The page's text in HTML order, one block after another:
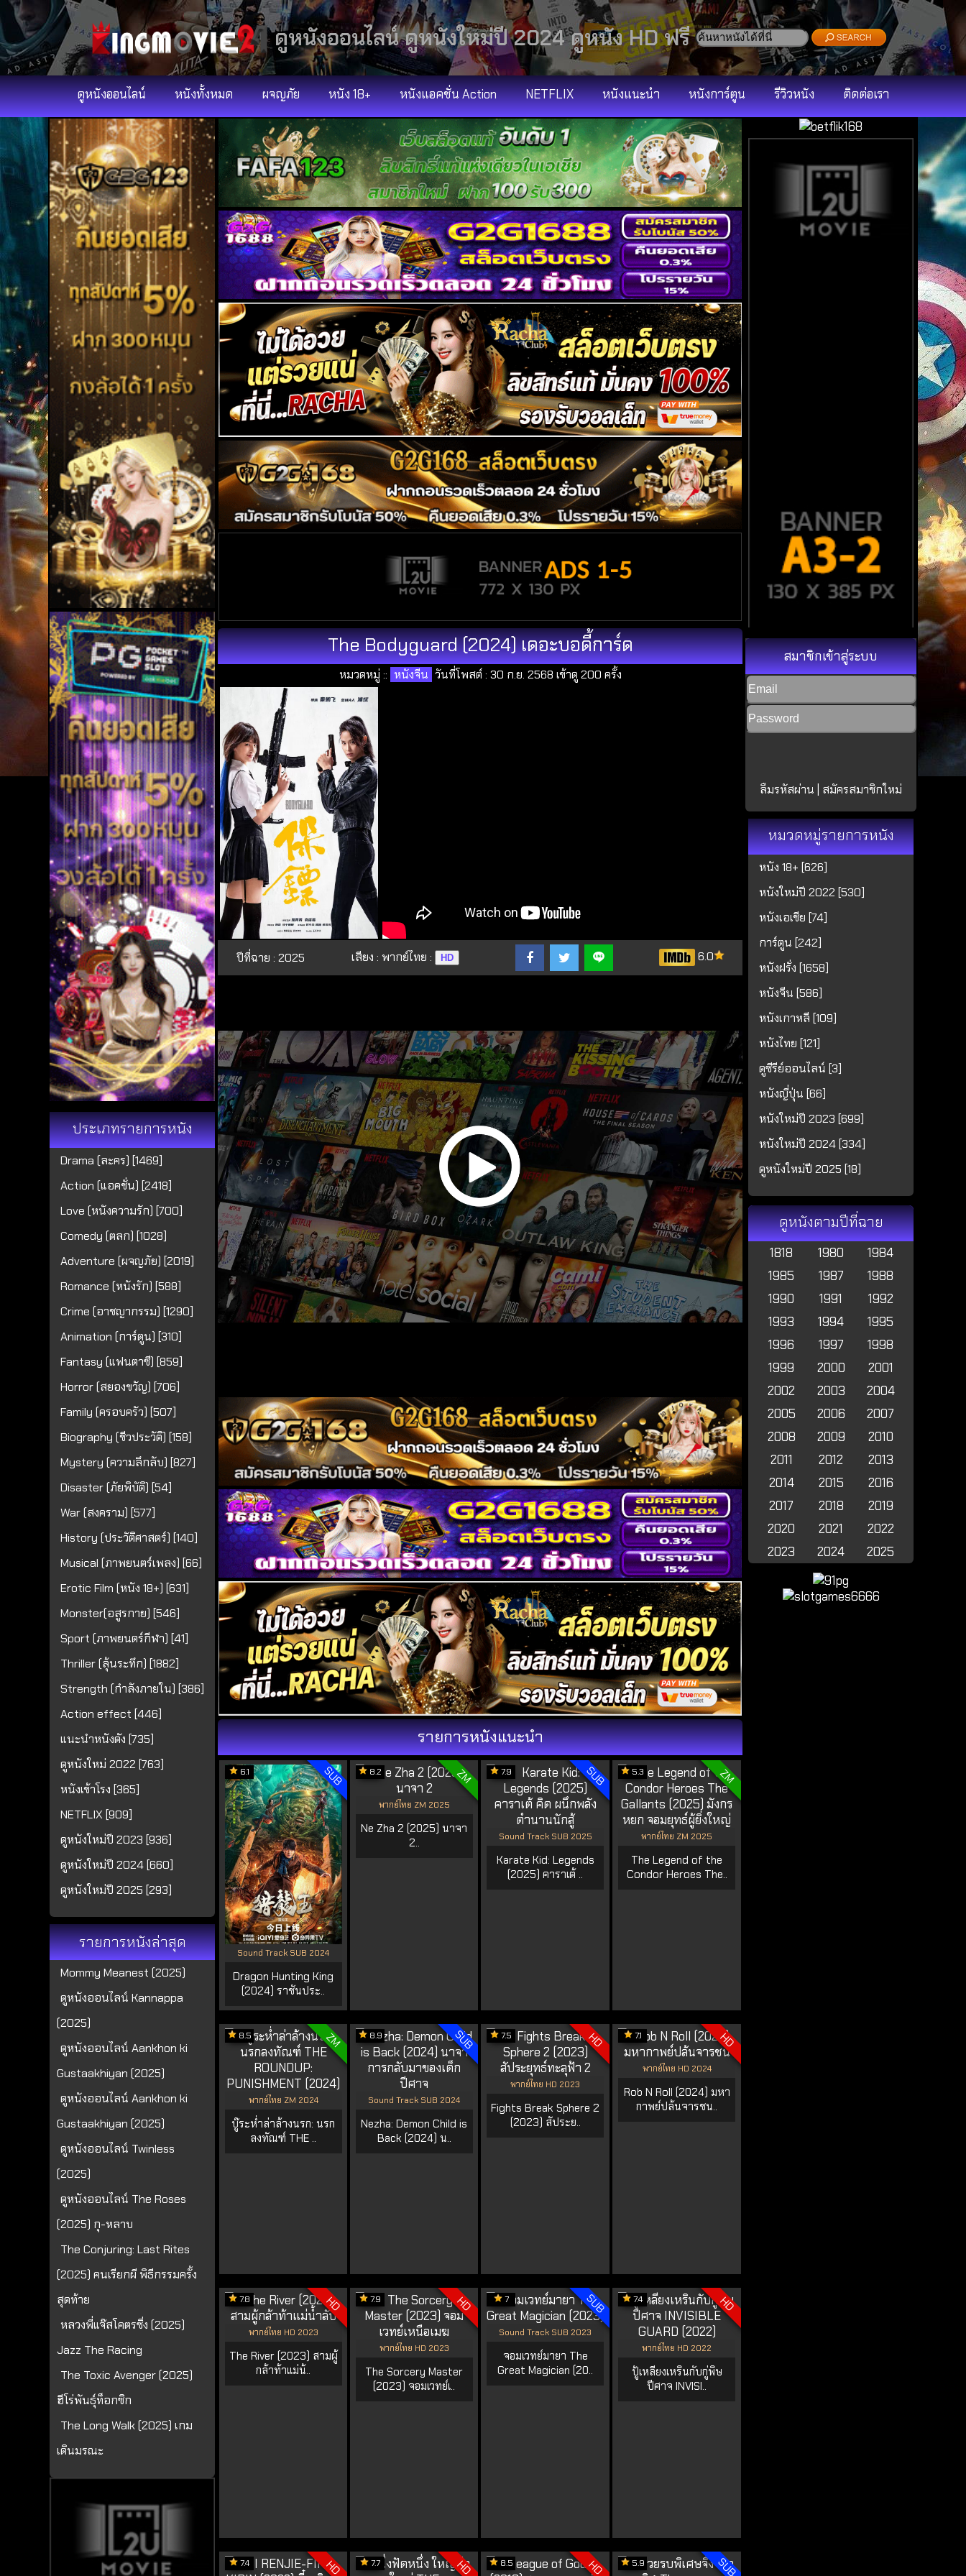
ดูหนังออนไลน์ ดูหนังใหม่ปี 2024 ดูหนัง HD ฟรี
ดูหนังออนไลน์ หนังทั้งหมด ผจญภัย หนัง 18+ หนังแอคชั่น Action NETFLIX หนังแนะนำ หนังการ์ตูน รีวิวหนัง ติดต่อเรา
ประเภทรายการหนัง
Drama (ละคร) [1469]
Action (แอคชั่น) [2418]
Love (หนังความรัก) [700]
Comedy (ตลก) [1028]
Adventure (ผจญภัย) [2019]
Romance (หนังรัก) [588]
Crime (อาชญากรรม) [1290]
Animation (การ์ตูน) [310]
Fantasy (แฟนตาซี) [859]
Horror (สยองขวัญ) [706]
Family (ครอบครัว) [507]
Biography (ชีวประวัติ) [158]
Mystery (ความลึกลับ) [827]
Disaster (ภัยพิบัติ) [54]
War (สงคราม) [577]
History (ประวัติศาสตร์) [140]
Musical (ภาพยนตร์เพลง) [66]
Erotic Film (หนัง 18+) [631]
Monster(อสูรกาย) [546]
Sport (ภาพยนตร์กีฬา) [41]
Thriller (ลุ้นระทึก) [1882]
Strength (กำลังภายใน) [386]
Action effect [446]
แนะนำหนังดัง [735]
ดูหนังใหม่ 2022 [763]
หนังเข้าโรง [365]
NETFLIX [909]
ดูหนังใหม่ปี 2023 [936]
ดูหนังใหม่ปี 2024 [660]
ดูหนังใหม่ปี 2025 [293]
รายการหนังล่าสุด
Mommy Meanest (2025)
ดูหนังออนไลน์ Kannappa
(2025)
ดูหนังออนไลน์ Aankhon ki
Gustaakhiyan (2025)
ดูหนังออนไลน์ Aankhon ki
Gustaakhiyan (2025)
ดูหนังออนไลน์ Twinless
(2025)
ดูหนังออนไลน์ The Roses
(2025) กุ-หลาบ
The Conjuring: Last Rites
(2025) คนเรียกผี พิธีกรรมครั้ง
สุดท้าย
หลวงพี่แจ๊สโคตรซิ่ง (2025)
Jazz The Racing
The Toxic Avenger (2025)
ฮีโร่พันธุ์ท็อกซิก
The Long Walk (2025) เกม
เดินมรณะ
The Bodyguard (2024) เดอะบอดี้การ์ด
หมวดหมู่ :: หนังจีน วันที่โพสต์ : 30 ก.ย. 2568 เข้าดู 200 ครั้ง
ปีที่ฉาย : 2025 เสียง : พากย์ไทย : HD 6.0
รายการหนังแนะนำ
SUB
6.1
Sound Track SUB 2024
Dragon Hunting King
(2024) ราชันประ..
ZM
8.2
พากย์ไทย ZM 2025
Ne Zha 2 (2025) นาจา
2..
SUB
7.9
Sound Track SUB 2025
Karate Kid: Legends
(2025) คาราเต้ ..
ZM
5.3
พากย์ไทย ZM 2025
The Legend of the
Condor Heroes The..
ZM
8.5
พากย์ไทย ZM 2024
บู๊ระห่ำล่าล้างนรก: นรก
ลงทัณฑ์ THE ..
SUB
8.9
Sound Track SUB 2024
Nezha: Demon Child is
Back (2024) น..
HD
7.5
พากย์ไทย HD 2023
Fights Break Sphere 2
(2023) สัประย..
HD
7.1
พากย์ไทย HD 2024
Rob N Roll (2024) มหา
กาพย์ปล้นจารชน..
HD
7.8
พากย์ไทย HD 2023
The River (2023) สามผู้
กล้าท้าแม่น้..
HD
7.9
พากย์ไทย HD 2023
The Sorcery Master
(2023) จอมเวทย์เ..
SUB
7
Sound Track SUB 2023
จอมเวทย์มายา The
Great Magician (20..
HD
7.4
พากย์ไทย HD 2022
ปู้เหลียงเหรินกับกู่พิษ
ปีศาจ INVISI..
HD
7.4 HD
7.7 HD
8.5 SUB
5.9
สมาชิกเข้าสู่ระบบ
ลืมรหัสผ่าน สมัครสมาชิกใหม่
หมวดหมู่รายการหนัง
หนัง 18+ [626]
หนังใหม่ปี 2022 [530]
หนังเอเชีย [74]
การ์ตูน [242]
หนังฝรั่ง [1658]
หนังจีน [586]
หนังเกาหลี [109]
หนังไทย [121]
ดูซีรีย์ออนไลน์ [3]
หนังญี่ปุ่น [66]
หนังใหม่ปี 2023 [699]
หนังใหม่ปี 2024 [334]
ดูหนังใหม่ปี 2025 [18]
ดูหนังตามปีที่ฉาย
1818 1980
1984
1985
1987
1988
1990
1991
1992
1993
1994
1995
1996
1997
1998
1999
2000
2001
2002
2003
2004
2005
2006
2007
2008
2009
2010
2011
2012
2013
2014
2015
2016
2017
2018
2019
2020
2021
2022
2023
2024 2025